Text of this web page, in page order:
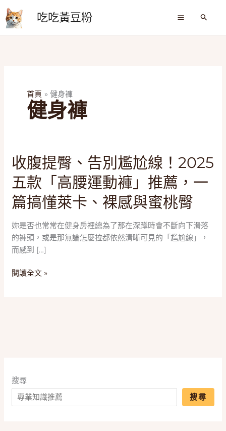
至
主
吃吃黃豆粉
搜
首頁 健身褲
健身褲
收腹提臀、告別尷尬線！2025
五款「高腰運動褲」推薦，一
篇搞懂萊卡、裸感與蜜桃臀
妳是否也常常在健身房裡總為了那在深蹲時會不斷向下滑落
的褲頭，或是那無論怎麼拉都依然清晰可見的「尷尬線」，
而感到 […]
收
腹
提
臀、
告
尷
尬
線！
2025
五
薦，
一
篇
閱讀全文 »
搜尋
搜尋